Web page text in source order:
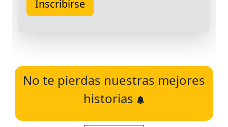
No te pierdas nuestras mejores
historias